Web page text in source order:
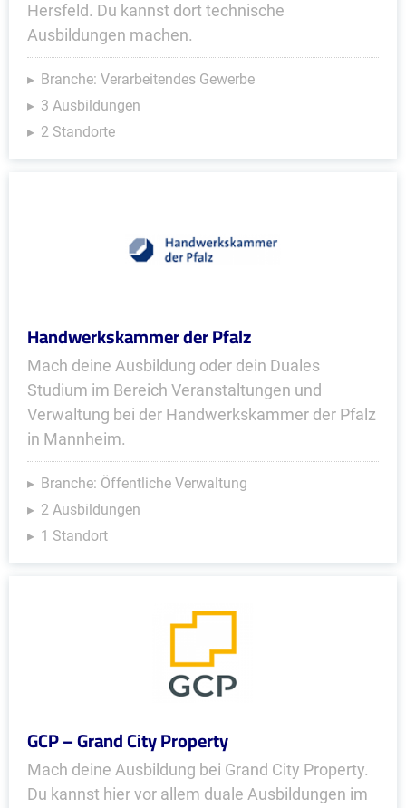
Hersfeld. Du kannst dort technische
Ausbildungen machen.
Branche: Verarbeitendes Gewerbe
3 Ausbildungen
2 Standorte
Handwerkskammer der Pfalz
Mach deine Ausbildung oder dein Duales
Studium im Bereich Veranstaltungen und
Verwaltung bei der Handwerkskammer der Pfalz
in Mannheim.
Branche: Öffentliche Verwaltung
2 Ausbildungen
1 Standort
GCP – Grand City Property
Mach deine Ausbildung bei Grand City Property.
Du kannst hier vor allem duale Ausbildungen im